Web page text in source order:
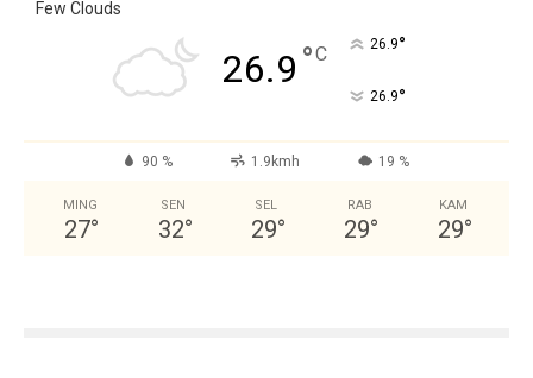
Few Clouds
26.9 °C 26.9°
26.9°
90 % 1.9kmh 19 %
MING
27°
SEN
32°
SEL
29°
RAB
29°
KAM
29°